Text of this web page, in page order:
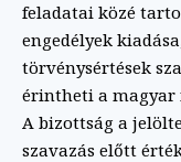
feladatai közé
engedélyek
törvénysértések
érintheti a
A bizottság a
szavazás előtt